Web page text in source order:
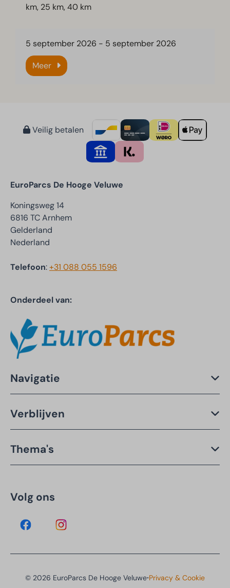
km, 25 km, 40 km
5 september 2026 - 5 september 2026
Meer
Veilig betalen
EuroParcs De Hooge Veluwe
Koningsweg 14
6816 TC Arnhem
Gelderland
Nederland
Telefoon:+31 088 055 1596
Onderdeel van:
Navigatie
Verblijven
Thema's
Volg ons
© 2026 EuroParcs De Hooge Veluwe·Privacy & Cookie